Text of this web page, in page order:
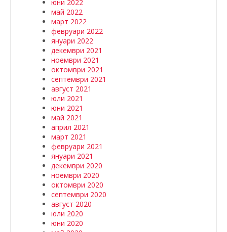
юни 2022
май 2022
март 2022
февруари 2022
януари 2022
декември 2021
ноември 2021
октомври 2021
септември 2021
август 2021
юли 2021
юни 2021
май 2021
април 2021
март 2021
февруари 2021
януари 2021
декември 2020
ноември 2020
октомври 2020
септември 2020
август 2020
юли 2020
юни 2020